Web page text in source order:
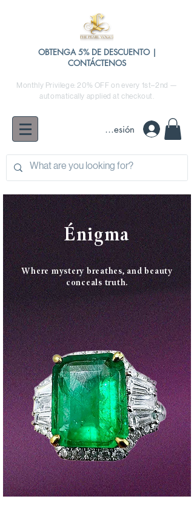
OBTENGA 5% DE DESCUENTO |
CONTÁCTENOS
Monthly Privilege: 20% OFF on every 1st–2nd —
automatically applied at checkout.
Iniciar sesión
Énigma
Where mystery breathes, and beauty
conceals truth.